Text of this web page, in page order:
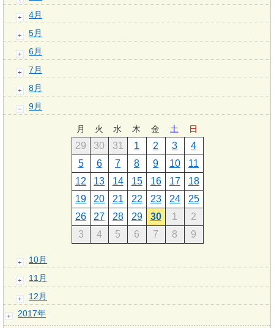
4月
5月
6月
7月
8月
9月
月 火 水 木 金 土 日
29 30 31 1 2 3
4
5
6 7 8 9 10
11
12
13 14 15 16 17
18
19
20 21 22 23 24
25
26
27 28 29 30 1
2
3
4 5 6 7 8 9
10月
11月
12月
2017年